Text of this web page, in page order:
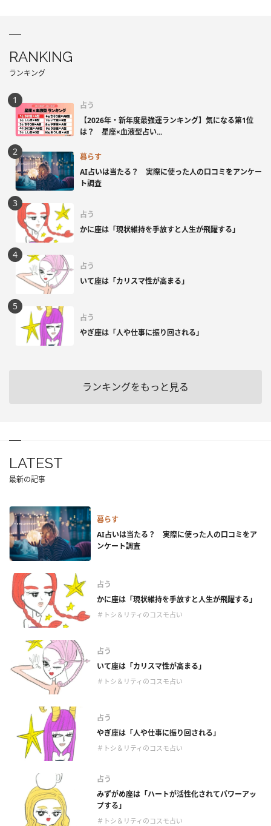
RANKING
ランキング
占う
【2026年・新年度最強運ランキング】気になる第1位
は？ 星座×血液型占い...
暮らす
AI占いは当たる？ 実際に使った人の口コミをアンケー
ト調査
占う
かに座は「現状維持を手放すと人生が飛躍する」
占う
いて座は「カリスマ性が高まる」
占う
やぎ座は「人や仕事に振り回される」
ランキングをもっと見る
LATEST
最新の記事
暮らす
AI占いは当たる？ 実際に使った人の口コミをア
ンケート調査
占う
かに座は「現状維持を手放すと人生が飛躍する」
＃トシ＆リティのコスモ占い
占う
いて座は「カリスマ性が高まる」
＃トシ＆リティのコスモ占い
占う
やぎ座は「人や仕事に振り回される」
＃トシ＆リティのコスモ占い
占う
みずがめ座は「ハートが活性化されてパワーアッ
プする」
＃トシ＆リティのコスモ占い